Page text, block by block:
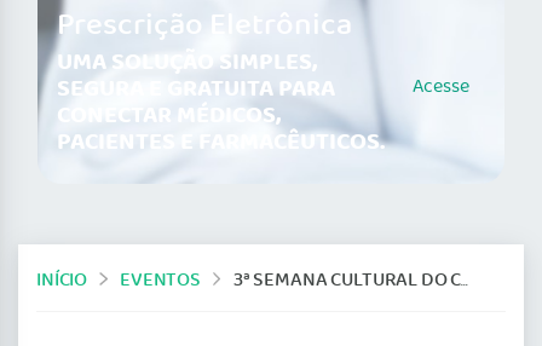
Prescrição Eletrônica
UMA SOLUÇÃO SIMPLES,
SEGURA E GRATUITA PARA
CONECTAR MÉDICOS,
PACIENTES E FARMACÊUTICOS.
Acesse
INÍCIO EVENTOS 3ª SEMANA CULTURAL DO CRM-PB